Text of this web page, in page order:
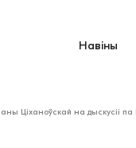
Навіны
Ціханоўскай на дыскусіі